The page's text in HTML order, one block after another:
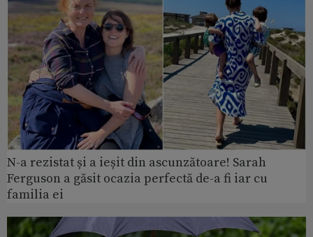
N-a rezistat și a ieșit din ascunzătoare! Sarah
Ferguson a găsit ocazia perfectă de-a fi iar cu
familia ei